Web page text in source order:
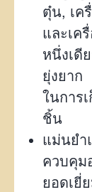
ตุ๋น, เค
และเค
หนึ่งเดี
ยุ่งยาก
ในการ
ชิ้น
แม่นยำ
ควบคุม
ยอดเยี่